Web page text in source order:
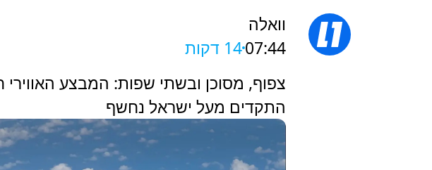
וואלה
07:4414 דקות
צפוף, מסוכן ובשתי שפות: המבצע האווירי
התקדים מעל ישראל נחשף